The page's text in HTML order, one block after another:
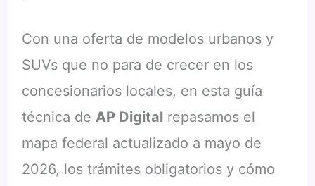
Con una oferta de modelos urbanos y
SUVs que no para de crecer en los
concesionarios locales, en esta guía
técnica de AP Digital repasamos el
mapa federal actualizado a mayo de
2026, los trámites obligatorios y cómo